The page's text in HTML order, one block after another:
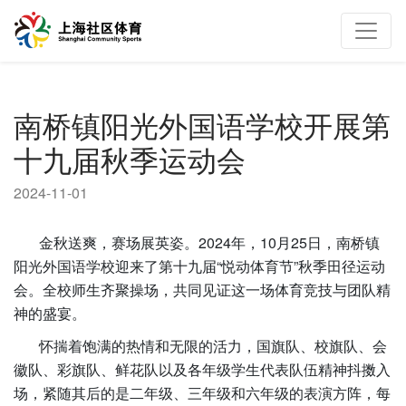
南桥镇阳光外国语学校开展第
十九届秋季运动会
2024-11-01
金秋送爽，赛场展英姿。2024年，10月25日，南桥镇
阳光外国语学校迎来了第十九届“悦动体育节”秋季田径运动
会。全校师生齐聚操场，共同见证这一场体育竞技与团队精
神的盛宴。
怀揣着饱满的热情和无限的活力，国旗队、校旗队、会
徽队、彩旗队、鲜花队以及各年级学生代表队伍精神抖擞入
场，紧随其后的是二年级、三年级和六年级的表演方阵，每